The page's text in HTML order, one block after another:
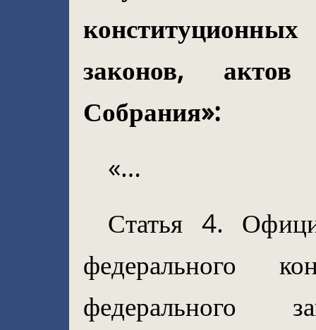
законов, актов
Собрания»:
«…
Статья 4.
федерального
федерального